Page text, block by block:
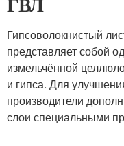
Гипсоволокнистый
представляет собой
измельчённой
и гипса. Для
производители
слои специальными